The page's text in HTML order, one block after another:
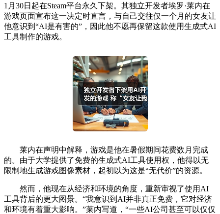
1月30日起在Steam平台永久下架。其独立开发者埃罗·莱内在
游戏页面宣布这一决定时直言，与自己交往仅一个月的女友让
他意识到“AI是有害的”，因此他不愿再保留这款使用生成式AI
工具制作的游戏。
莱内在声明中解释，游戏是他在暑假期间花费数月完成
的。由于大学提供了免费的生成式AI工具使用权，他得以无
限制地生成游戏图像素材，起初以为这是“无代价”的资源。
然而，他现在从经济和环境的角度，重新审视了使用AI
工具背后的更大图景。“我意识到AI并非真正免费，它对经济
和环境有着重大影响。”莱内写道，“一些AI公司甚至可以仅仅